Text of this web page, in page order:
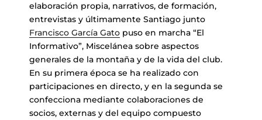
elaboración propia, narrativos, de formación,
entrevistas y últimamente Santiago junto
Francisco García Gato puso en marcha “El
Informativo”, Miscelánea sobre aspectos
generales de la montaña y de la vida del club.
En su primera época se ha realizado con
participaciones en directo, y en la segunda se
confecciona mediante colaboraciones de
socios, externas y del equipo compuesto